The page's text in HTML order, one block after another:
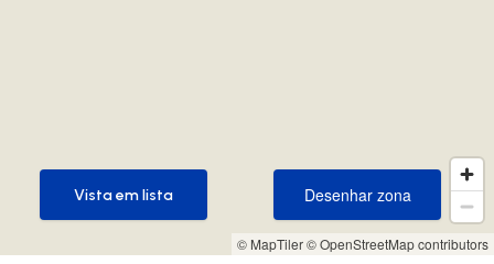
© MapTiler© OpenStreetMap contributors
Desenhar zona
Desenhar zona
Vista em lista
Vista em lista